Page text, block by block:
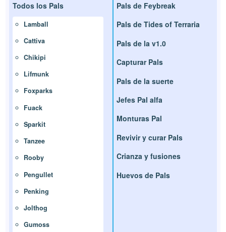
Todos los Pals
Lamball
Cattiva
Chikipi
Lifmunk
Foxparks
Fuack
Sparkit
Tanzee
Rooby
Pengullet
Penking
Jolthog
Gumoss
Pals de Feybreak
Pals de Tides of Terraria
Pals de la v1.0
Capturar Pals
Pals de la suerte
Jefes Pal alfa
Monturas Pal
Revivir y curar Pals
Crianza y fusiones
Huevos de Pals